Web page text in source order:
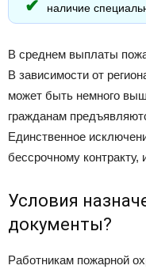
наличие
В среднем выплаты
В зависимости от
может быть немного
гражданам
Единственное
бессрочному контракту,
Условия
документы?
Работникам пожарной